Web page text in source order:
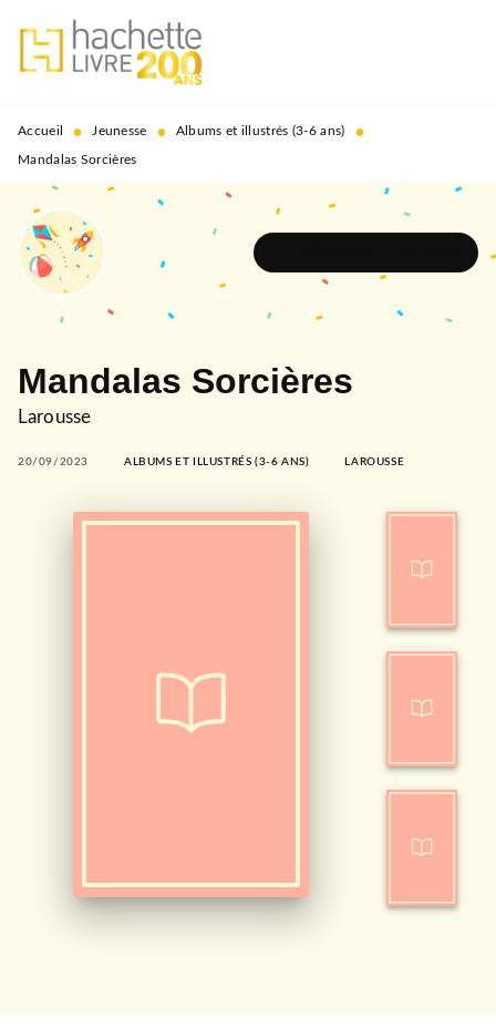
MENU RECHERCHE
PIED DE PAGE
Accueil • Jeunesse • Albums et illustrés (3-6 ans) •
Mandalas Sorcières
Mandalas Sorcières
Larousse
20/09/2023 ALBUMS ET ILLUSTRÉS (3-6 ANS) LAROUSSE